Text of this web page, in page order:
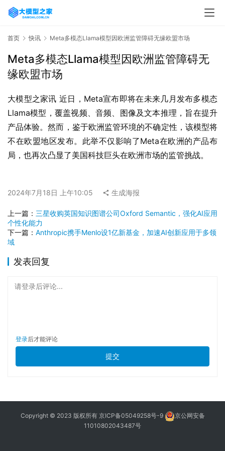
首页 快讯 Meta多模态Llama模型因欧洲监管障碍无缘欧盟市场
Meta多模态Llama模型因欧洲监管障碍无
缘欧盟市场
大模型之家讯 近日，Meta宣布即将在未来几月发布多模态
Llama模型，覆盖视频、音频、图像及文本推理，旨在提升
产品体验。然而，鉴于欧洲监管环境的不确定性，该模型将
不在欧盟地区发布。此举不仅影响了Meta在欧洲的产品布
局，也再次凸显了美国科技巨头在欧洲市场的监管挑战。
2024年7月18日 上午10:05 生成海报
上一篇： 三星收购英国知识图谱公司Oxford Semantic，强化AI应用
个性化能力
下一篇： Anthropic携手Menlo设1亿新基金，加速AI创新应用于多领
域
发表回复
请登录后评论...
登录后才能评论
提交
Copyright © 2023 版权所有 京ICP备05049258号-9
京公网安备
11010802043487号